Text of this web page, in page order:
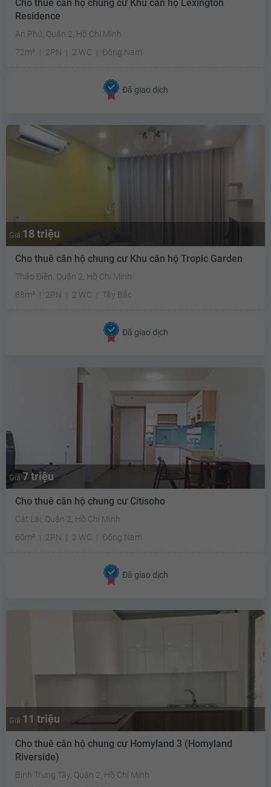
Cho thuê căn hộ chung cư Khu căn hộ Lexington
Residence
An Phú, Quận 2, Hồ Chí Minh
72m²
2PN 2 WC Đông Nam
Đã giao dịch
Giá 18 triệu
Cho thuê căn hộ chung cư Khu căn hộ Tropic Garden
Thảo Điền, Quận 2, Hồ Chí Minh
88m²
2PN 2 WC Tây Bắc
Đã giao dịch
Giá7 triệu
Cho thuê căn hộ chung cư Citisoho
Cát Lái, Quận 2, Hồ Chí Minh
60m²
2PN 2 WC Đông Nam
Đã giao dịch
Giá 11 triệu
Cho thuê căn hộ chung cư Homyland 3 (Homyland
Riverside)
Bình Trưng Tây, Quận 2, Hồ Chí Minh